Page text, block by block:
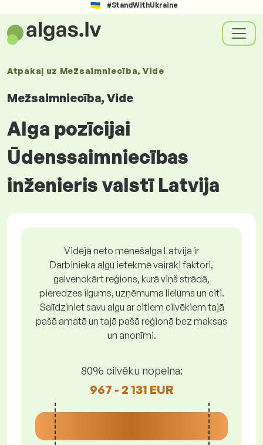
#StandWithUkraine
Atpakaļ uz Mežsaimniecība, Vide
Mežsaimniecība, Vide
Alga pozīcijai
Ūdenssaimniecības
inženieris valstī Latvija
Vidējā neto mēnešalga Latvijā ir
Darbinieka algu ietekmē vairāki faktori,
galvenokārt reģions, kurā viņš strādā,
pieredzes ilgums, uzņēmuma lielums un citi.
Salīdziniet savu algu ar citiem cilvēkiem tajā
pašā amatā un tajā pašā reģionā bez maksas
un anonīmi.
80% cilvēku nopelna:
967 - 2 131 EUR